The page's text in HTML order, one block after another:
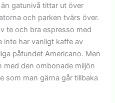
gatunivå tittar ut över
och parken tvärs över.
te och bra espresso med
inte har vanligt kaffe av
påfundet Americano. Men
med den ombonade miljön
som man gärna går tillbaka